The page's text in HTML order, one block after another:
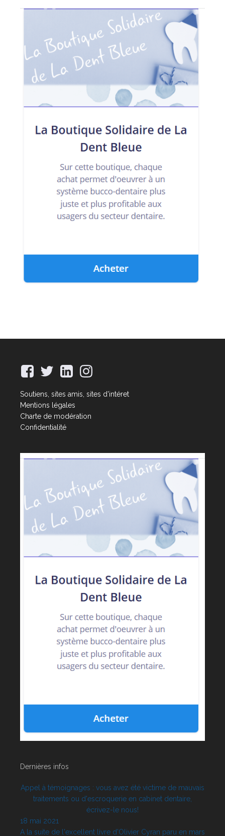
Soutiens, sites amis, sites d'intéret
Mentions légales
Charte de modération
Confidentialité
Dernières infos
Appel à témoignages : vous avez été victime de mauvais
traitements ou d'escroquerie en cabinet dentaire,
écrivez-le nous!
18 mai 2021
A la suite de l'excellent livre d'Olivier Cyran paru en mars